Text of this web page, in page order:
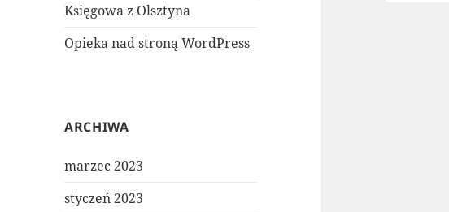
Księgowa z Olsztyna
Opieka nad stroną WordPress
ARCHIWA
marzec 2023
styczeń 2023